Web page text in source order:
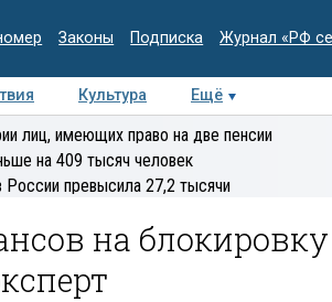
Законы Подписка Журнал «РФ
Культура
Ещё
Интервью Колумнисты
лиц, имеющих право на две пенсии
на 409 тысяч человек
превысила 27,2 тысячи
на блокировку